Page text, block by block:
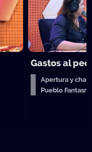
Gastos al
Apertura y
Pueblo